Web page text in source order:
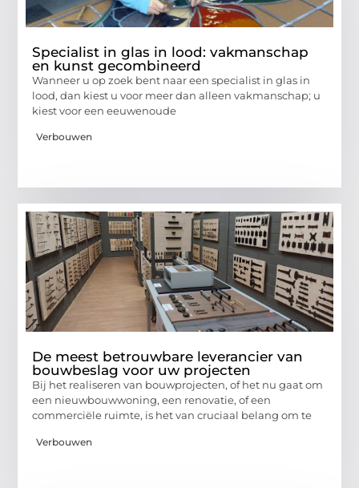
Specialist in glas in lood: vakmanschap
en kunst gecombineerd
Wanneer u op zoek bent naar een specialist in glas in
lood, dan kiest u voor meer dan alleen vakmanschap; u
kiest voor een eeuwenoude
Verbouwen
De meest betrouwbare leverancier van
bouwbeslag voor uw projecten
Bij het realiseren van bouwprojecten, of het nu gaat om
een nieuwbouwwoning, een renovatie, of een
commerciële ruimte, is het van cruciaal belang om te
Verbouwen